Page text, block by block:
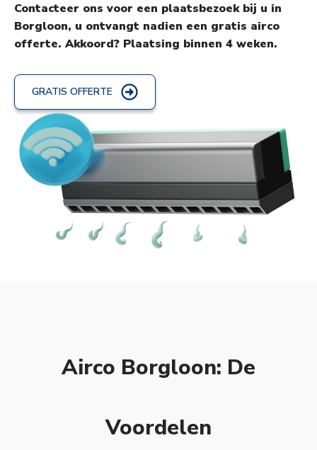
Contacteer ons voor een plaatsbezoek bij u in
Borgloon, u ontvangt nadien een gratis airco
offerte. Akkoord? Plaatsing binnen 4 weken.
GRATIS OFFERTE
Airco Borgloon: De
Voordelen